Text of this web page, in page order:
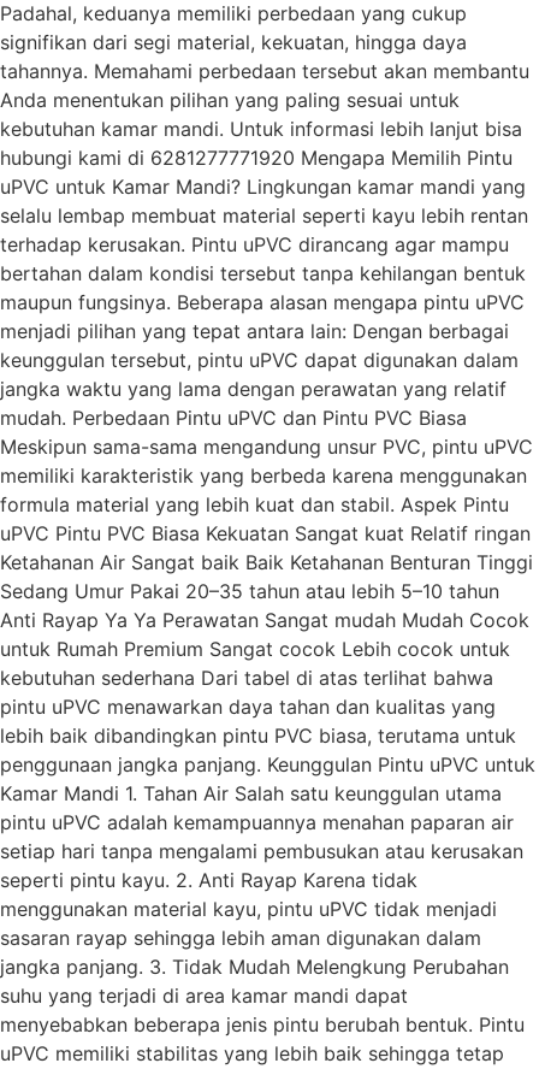
Padahal, keduanya memiliki perbedaan yang cukup
signifikan dari segi material, kekuatan, hingga daya
tahannya. Memahami perbedaan tersebut akan membantu
Anda menentukan pilihan yang paling sesuai untuk
kebutuhan kamar mandi. Untuk informasi lebih lanjut bisa
hubungi kami di 6281277771920 Mengapa Memilih Pintu
uPVC untuk Kamar Mandi? Lingkungan kamar mandi yang
selalu lembap membuat material seperti kayu lebih rentan
terhadap kerusakan. Pintu uPVC dirancang agar mampu
bertahan dalam kondisi tersebut tanpa kehilangan bentuk
maupun fungsinya. Beberapa alasan mengapa pintu uPVC
menjadi pilihan yang tepat antara lain: Dengan berbagai
keunggulan tersebut, pintu uPVC dapat digunakan dalam
jangka waktu yang lama dengan perawatan yang relatif
mudah. Perbedaan Pintu uPVC dan Pintu PVC Biasa
Meskipun sama-sama mengandung unsur PVC, pintu uPVC
memiliki karakteristik yang berbeda karena menggunakan
formula material yang lebih kuat dan stabil. Aspek Pintu
uPVC Pintu PVC Biasa Kekuatan Sangat kuat Relatif ringan
Ketahanan Air Sangat baik Baik Ketahanan Benturan Tinggi
Sedang Umur Pakai 20–35 tahun atau lebih 5–10 tahun
Anti Rayap Ya Ya Perawatan Sangat mudah Mudah Cocok
untuk Rumah Premium Sangat cocok Lebih cocok untuk
kebutuhan sederhana Dari tabel di atas terlihat bahwa
pintu uPVC menawarkan daya tahan dan kualitas yang
lebih baik dibandingkan pintu PVC biasa, terutama untuk
penggunaan jangka panjang. Keunggulan Pintu uPVC untuk
Kamar Mandi 1. Tahan Air Salah satu keunggulan utama
pintu uPVC adalah kemampuannya menahan paparan air
setiap hari tanpa mengalami pembusukan atau kerusakan
seperti pintu kayu. 2. Anti Rayap Karena tidak
menggunakan material kayu, pintu uPVC tidak menjadi
sasaran rayap sehingga lebih aman digunakan dalam
jangka panjang. 3. Tidak Mudah Melengkung Perubahan
suhu yang terjadi di area kamar mandi dapat
menyebabkan beberapa jenis pintu berubah bentuk. Pintu
uPVC memiliki stabilitas yang lebih baik sehingga tetap